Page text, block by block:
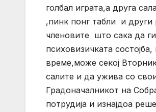
голбал играта,а друга
,пинк понг табли и други
членовите што сака да
психовизичката
време,може секој
салите и да ужива со
Градоначалникот на
потрудија и изнајдоа